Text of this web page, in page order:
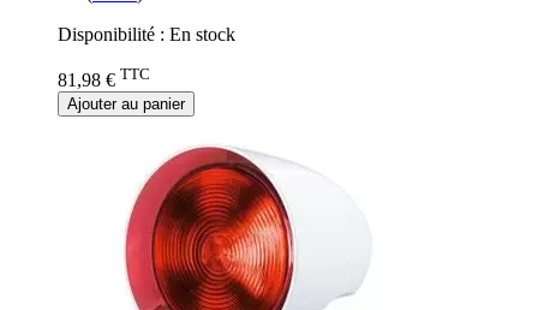
Disponibilité : En stock
81,98 € TTC
Ajouter au panier